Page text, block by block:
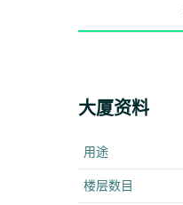
大厦资料
用途
楼层数目